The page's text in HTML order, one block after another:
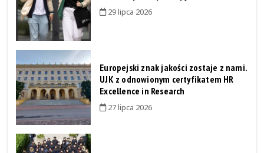
29 lipca 2026
Europejski znak jakości zostaje z nami.
UJK z odnowionym certyfikatem HR
Excellence in Research
27 lipca 2026